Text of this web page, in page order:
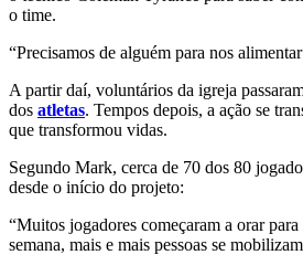
o time.
“Precisamos de alguém para nos
A partir daí, voluntários da igreja
dos atletas. Tempos depois, a ação se
que transformou vidas.
Segundo Mark, cerca de 70 dos 80
desde o início do projeto:
“Muitos jogadores começaram a orar
semana, mais e mais pessoas se